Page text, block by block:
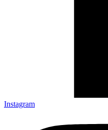
Instagram